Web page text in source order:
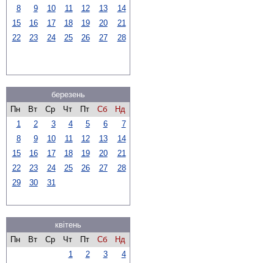
8
9 10 11 12 13
14
15
16 17 18 19 20
21
22
23 24 25 26 27 28
березень
Пн
Вт Ср Чт Пт Сб
Нд
1
2 3 4 5 6
7
8
9 10 11 12 13
14
15
16 17 18 19 20
21
22
23 24 25 26 27
28
29
30 31
квітень
Пн
Вт Ср Чт Пт Сб
Нд
1
2 3
4